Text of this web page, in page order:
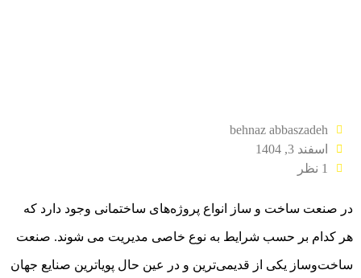
behnaz abbaszadeh
اسفند 3, 1404
1 نظر
در صنعت ساخت و ساز انواع پروژه‌های ساختمانی وجود دارد که
هر کدام بر حسب شرایط به نوع خاصی مدیریت می شوند. صنعت
ساخت‌وساز یکی از قدیمی‌ترین و در عین حال پویاترین صنایع جهان